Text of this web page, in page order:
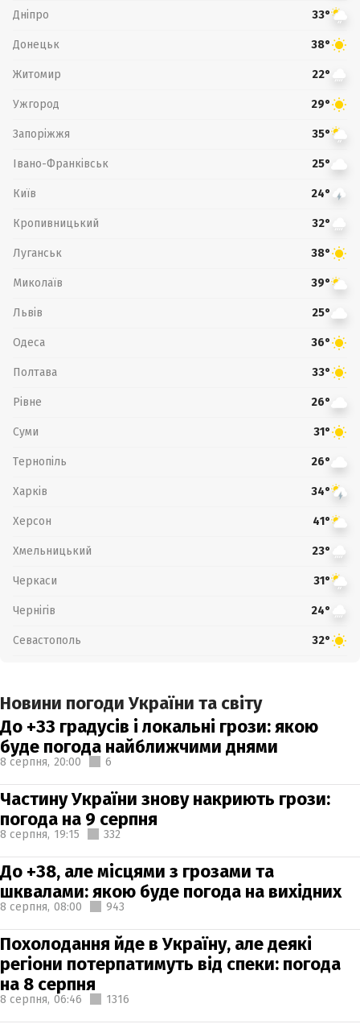
Дніпро 33°
Донецьк 38°
Житомир 22°
Ужгород 29°
Запоріжжя 35°
Івано-Франківськ 25°
Київ 24°
Кропивницький 32°
Луганськ 38°
Миколаїв 39°
Львів 25°
Одеса 36°
Полтава 33°
Рівне 26°
Суми 31°
Тернопіль 26°
Харків 34°
Херсон 41°
Хмельницький 23°
Черкаси 31°
Чернігів 24°
Севастополь 32°
Новини погоди України та світу
До +33 градусів і локальні грози: якою
буде погода найближчими днями
8 серпня, 20:00 6
Частину України знову накриють грози:
погода на 9 серпня
8 серпня, 19:15 332
До +38, але місцями з грозами та
шквалами: якою буде погода на вихідних
8 серпня, 08:00 943
Похолодання йде в Україну, але деякі
регіони потерпатимуть від спеки: погода
на 8 серпня
8 серпня, 06:46 1316